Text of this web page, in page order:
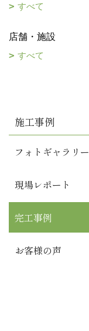
すべて
店舗・施設
すべて
施工事例
フォトギャラリー
現場レポート
完工事例
お客様の声